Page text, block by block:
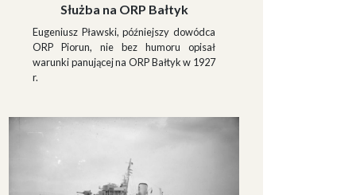
Służba na ORP Bałtyk
Eugeniusz Pławski, późniejszy dowódca
ORP Piorun, nie bez humoru opisał
warunki panującej na ORP Bałtyk w 1927
r.